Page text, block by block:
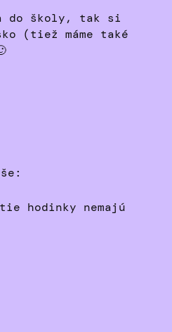
do školy, tak si
(tiež máme také
hodinky nemajú